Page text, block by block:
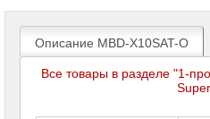
Name
Описание MBD-X10SAT-O
Все товары в разделе "1-